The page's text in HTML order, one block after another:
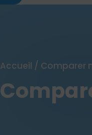
Accueil / Comparer